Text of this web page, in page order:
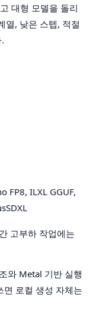
대형 모델을 돌리
열, 낮은 스텝, 적절
FP8, ILXL GGUF,
고부하 작업에는
와 Metal 기반 실행
면 로컬 생성 자체는